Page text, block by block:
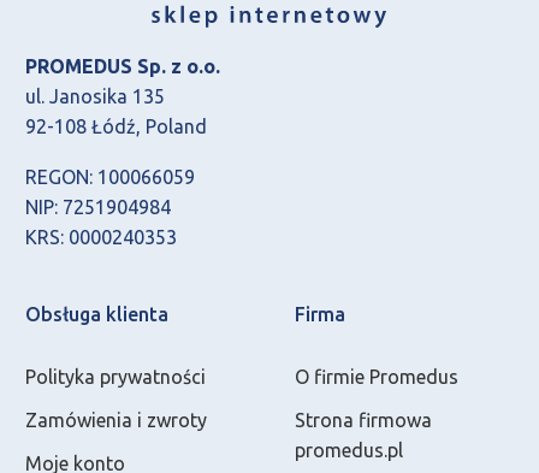
PROMEDUS Sp. z o.o.
ul. Janosika 135
92-108 Łódź, Poland
REGON: 100066059
NIP: 7251904984
KRS: 0000240353
Obsługa klienta
Polityka prywatności
Zamówienia i zwroty
Moje konto
Firma
O firmie Promedus
Strona firmowa
promedus.pl